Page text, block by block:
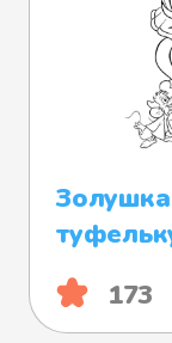
173